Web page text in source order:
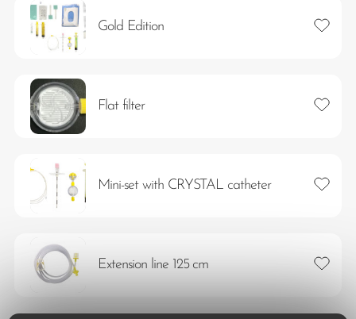
Gold Edition Lägg
Flat filter Lägg
Mini-set with CRYSTAL catheter Lägg
Extension line 125 cm Lägg